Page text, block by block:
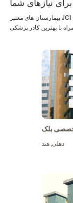
برای نیازهای شما
بیمارستان های معتبر JCI و NABH با امکانات پیشرفته با قیمت های مقرون به
بلک
دهلی,هند